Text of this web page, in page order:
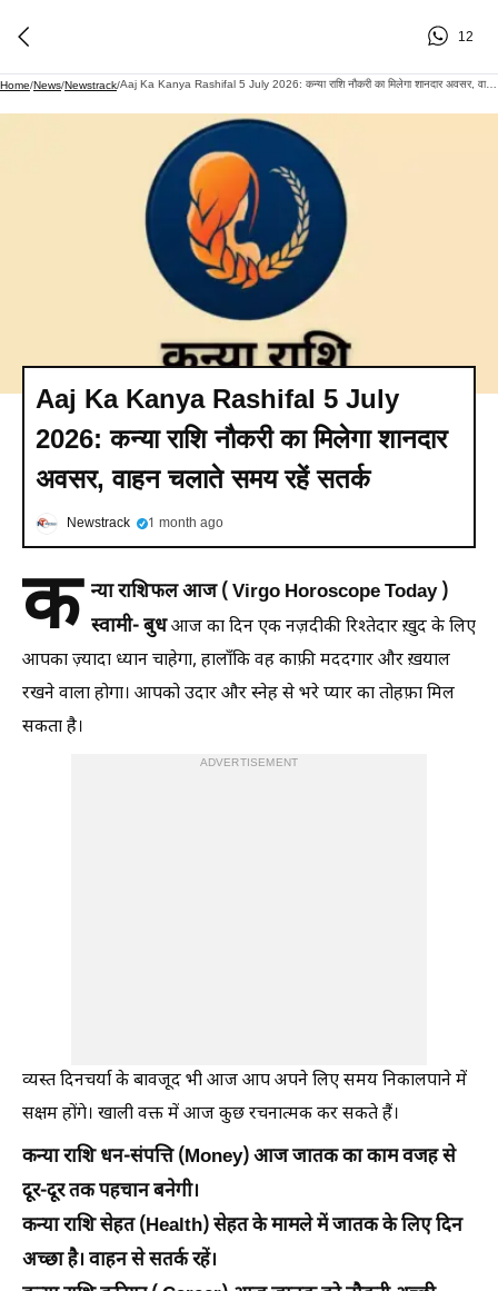
12
Home/News/Newstrack/ Aaj Ka Kanya Rashifal 5 July 2026: कन्या राशि नौकरी का मिलेगा शानदार अवसर, वाहन चलाते समय रहें सतर्क
Aaj Ka Kanya Rashifal 5 July
2026: कन्या राशि नौकरी का मिलेगा शानदार
अवसर, वाहन चलाते समय रहें सतर्क
Newstrack 1 month ago
क न्या राशिफल आज ( Virgo Horoscope Today )
स्वामी- बुधआज का दिन एक नज़दीकी रिश्तेदार ख़ुद के लिए
आपका ज़्यादा ध्यान चाहेगा, हालाँकि वह काफ़ी मददगार और ख़याल
रखने वाला होगा। आपको उदार और स्नेह से भरे प्यार का तोहफ़ा मिल
सकता है।
ADVERTISEMENT
व्यस्त दिनचर्या के बावजूद भी आज आप अपने लिए समय निकालपाने में
सक्षम होंगे। खाली वक्त में आज कुछ रचनात्मक कर सकते हैं।
कन्या राशि धन-संपत्ति (Money) आज जातक का काम वजह से
दूर-दूर तक पहचान बनेगी।
कन्या राशि सेहत (Health) सेहत के मामले में जातक के लिए दिन
अच्छा है। वाहन से सतर्क रहें।